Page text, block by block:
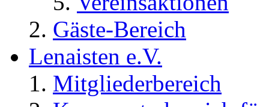
Gäste-Bereich
Lenaisten e.V.
Mitgliederbereich